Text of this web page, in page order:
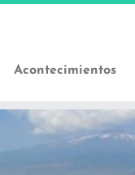
Acontecimientos